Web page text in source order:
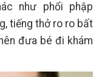
như phổi phập
tiếng thở ro ro bất
đưa bé đi khám